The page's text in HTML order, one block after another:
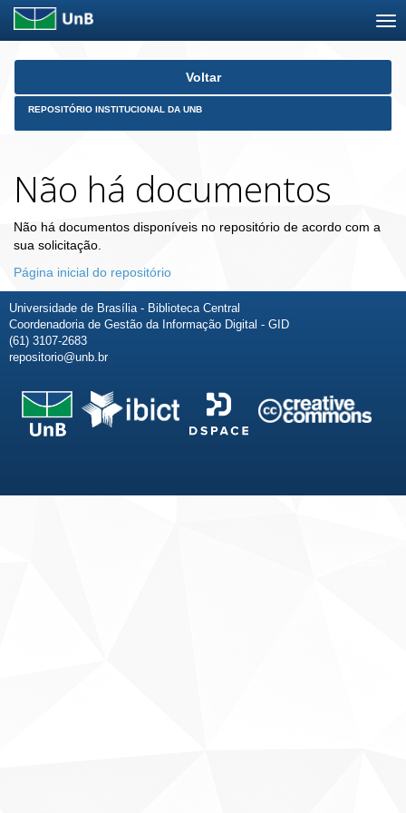
Skip
Voltar
REPOSITÓRIO INSTITUCIONAL DA UNB
Não há documentos
Não há documentos disponíveis no repositório de acordo com a
sua solicitação.
Página inicial do repositório
Universidade de Brasília - Biblioteca Central
Coordenadoria de Gestão da Informação Digital - GID
(61) 3107-2683
repositorio@unb.br